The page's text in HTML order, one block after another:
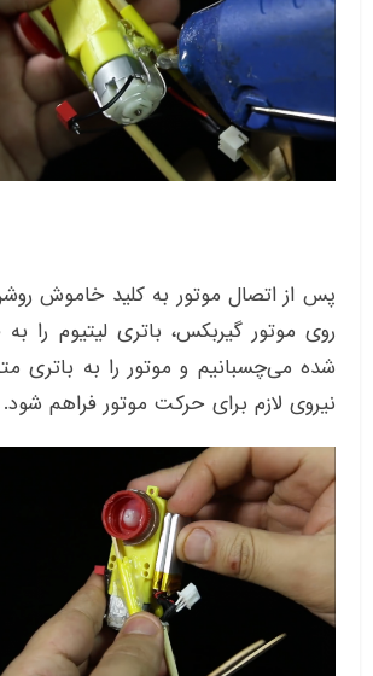
پس از اتصال موتور به کلید خاموش
روی موتور گیربکس، باتری لیتیوم
شده می‌چسبانیم و موتور را به باتری
نیروی لازم برای حرکت موتور فراهم شود.